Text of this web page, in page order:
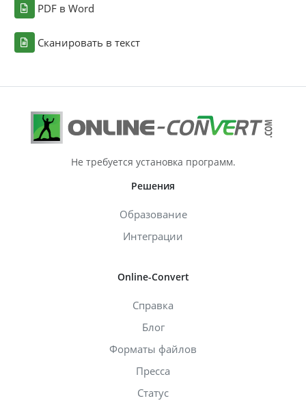
PDF в Word
Сканировать в текст
Не требуется установка программ.
Решения
Образование
Интеграции
Online-Convert
Справка
Блог
Форматы файлов
Пресса
Статус